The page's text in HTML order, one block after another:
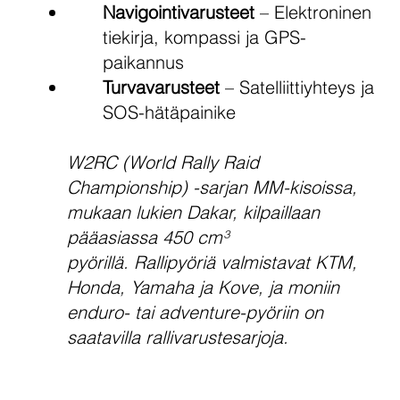
Navigointivarusteet– Elektroninen
tiekirja, kompassi ja GPS-
paikannus
Turvavarusteet– Satelliittiyhteys ja
SOS-hätäpainike
W2RC (World Rally Raid
Championship) -sarjan MM-kisoissa,
mukaan lukien Dakar, kilpaillaan
pääasiassa 450 cm³
pyörillä. Rallipyöriä valmistavat KTM,
Honda, Yamaha ja Kove, ja moniin
enduro- tai adventure-pyöriin on
saatavilla rallivarustesarjoja.